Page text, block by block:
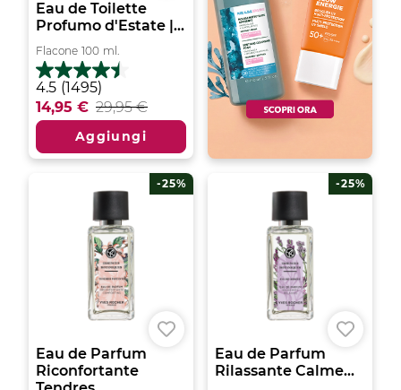
Eau de Toilette
Profumo d'Estate |...
Flacone 100 ml.
4.5 (1495)
4.5
su
5
1495
recensioni
14,95 € 29,95 €
Aggiungi
Eau de Parfum
Riconfortante
-25%
Eau de Parfum
Rilassante Calme...
-25%